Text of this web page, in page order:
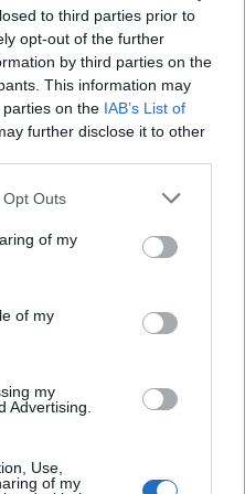
to third parties prior to
opt-out of the further
by third parties on the
This information may
on the IAB’s List of
further disclose it to other
Outs
of my
of my
my
Advertising.
Use,
of my
chronique ou à
pratique millénaire
d’avantages.
l’aventure et à
de l’harmonie peut
mieux.